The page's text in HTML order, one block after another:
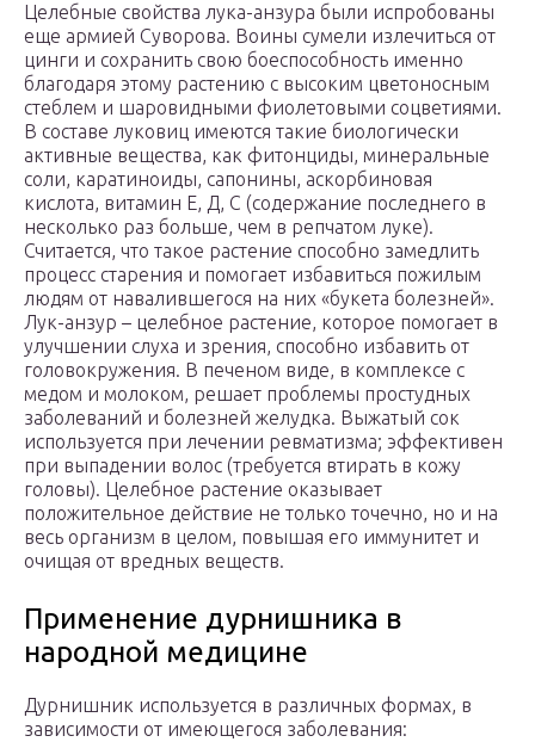
Целебные свойства лука-анзура были испробованы
еще армией Суворова. Воины сумели излечиться от
цинги и сохранить свою боеспособность именно
благодаря этому растению с высоким цветоносным
стеблем и шаровидными фиолетовыми соцветиями.
В составе луковиц имеются такие биологически
активные вещества, как фитонциды, минеральные
соли, каратиноиды, сапонины, аскорбиновая
кислота, витамин Е, Д, С (содержание последнего в
несколько раз больше, чем в репчатом луке).
Считается, что такое растение способно замедлить
процесс старения и помогает избавиться пожилым
людям от навалившегося на них «букета болезней».
Лук-анзур – целебное растение, которое помогает в
улучшении слуха и зрения, способно избавить от
головокружения. В печеном виде, в комплексе с
медом и молоком, решает проблемы простудных
заболеваний и болезней желудка. Выжатый сок
используется при лечении ревматизма; эффективен
при выпадении волос (требуется втирать в кожу
головы). Целебное растение оказывает
положительное действие не только точечно, но и на
весь организм в целом, повышая его иммунитет и
очищая от вредных веществ.
Применение дурнишника в
народной медицине
Дурнишник используется в различных формах, в
зависимости от имеющегося заболевания: